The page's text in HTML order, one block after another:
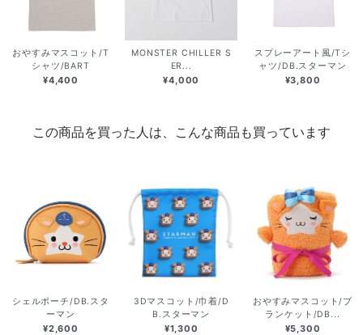
おやすみマスコット/T
シャツ/BART
¥4,400
MONSTER CHILLER S
ER...
¥4,000
スプレーアート風/Tシ
ャツ/DB.スターマン
¥3,800
この商品を買った人は、こんな商品も買っています
シェルポーチ/DB.スタ
ーマン
¥2,600
3Dマスコット/巾着/D
B.スターマン
¥1,300
おやすみマスコット/ブ
ランケット/DB...
¥5,300